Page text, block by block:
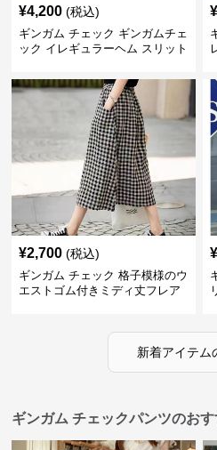
¥4,200 (税込)
ギンガム チェック ギンガムチェ
ック イレギュラーヘム スリット
¥
¥2,700 (税込)
ギンガム チェック 格子模様のウ
エストゴム付きミディ丈フレア
¥
新着アイテム
ギンガム チェックパンツのお